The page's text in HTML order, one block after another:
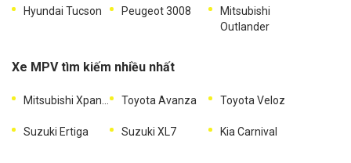
Hyundai Tucson Peugeot 3008
Mitsubishi
Outlander
Xe MPV tìm kiếm nhiều nhất
Toyota Avanza Toyota Veloz
Suzuki Ertiga Suzuki XL7 Kia Carnival